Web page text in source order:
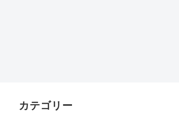
カテゴリー